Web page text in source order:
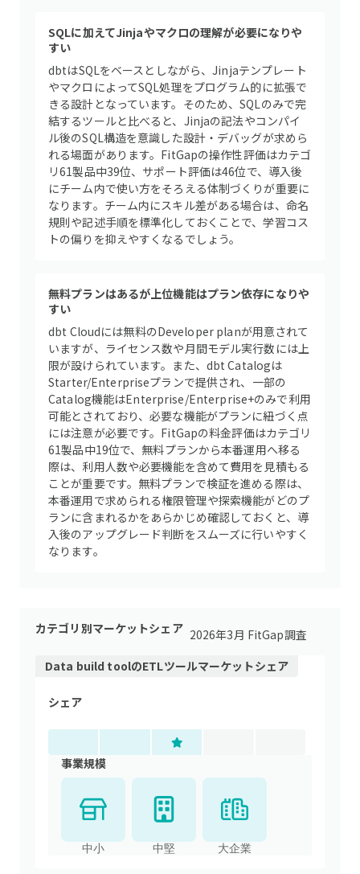
SQLに加えてJinjaやマクロの理解が必要になりや
すい
dbtはSQLをベースとしながら、Jinjaテンプレート
やマクロによってSQL処理をプログラム的に拡張で
きる設計となっています。そのため、SQLのみで完
結するツールと比べると、Jinjaの記法やコンパイ
ル後のSQL構造を意識した設計・デバッグが求めら
れる場面があります。FitGapの操作性評価はカテゴ
リ61製品中39位、サポート評価は46位で、導入後
にチーム内で使い方をそろえる体制づくりが重要に
なります。チーム内にスキル差がある場合は、命名
規則や記述手順を標準化しておくことで、学習コス
トの偏りを抑えやすくなるでしょう。
無料プランはあるが上位機能はプラン依存になりや
すい
dbt Cloudには無料のDeveloper planが用意されて
いますが、ライセンス数や月間モデル実行数には上
限が設けられています。また、dbt Catalogは
Starter/Enterpriseプランで提供され、一部の
Catalog機能はEnterprise/Enterprise+のみで利用
可能とされており、必要な機能がプランに紐づく点
には注意が必要です。FitGapの料金評価はカテゴリ
61製品中19位で、無料プランから本番運用へ移る
際は、利用人数や必要機能を含めて費用を見積もる
ことが重要です。無料プランで検証を進める際は、
本番運用で求められる権限管理や探索機能がどのプ
ランに含まれるかをあらかじめ確認しておくと、導
入後のアップグレード判断をスムーズに行いやすく
なります。
カテゴリ別マーケットシェア 2026年3月 FitGap調査
Data build toolのETLツールマーケットシェア
シェア
事業規模
中小 中堅 大企業